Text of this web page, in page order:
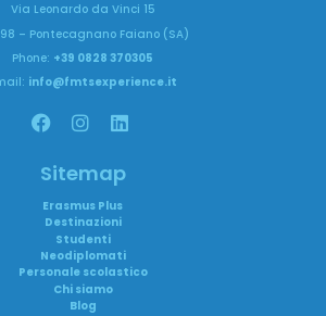
Via Leonardo da Vinci 15
– Pontecagnano Faiano (SA)
Phone: +39 0828 370305
info@fmtsexperience.it
Sitemap
Erasmus Plus
Destinazioni
Studenti
Neodiplomati
Personale scolastico
Chi siamo
Blog